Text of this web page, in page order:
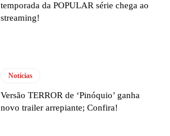
temporada da POPULAR série chega ao
streaming!
Notícias
Versão TERROR de ‘Pinóquio’ ganha
novo trailer arrepiante; Confira!